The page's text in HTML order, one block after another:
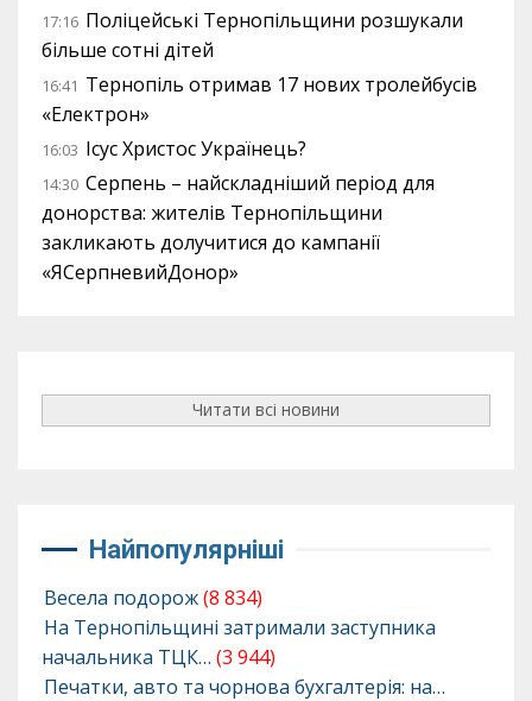
17:16 Поліцейські Тернопільщини розшукали
більше сотні дітей
16:41 Тернопіль отримав 17 нових тролейбусів
«Електрон»
16:03 Ісус Христос Українець?
14:30 Серпень – найскладніший період для
донорства: жителів Тернопільщини
закликають долучитися до кампанії
«ЯСерпневийДонор»
Читати всі новини
Найпопулярніші
Весела подорож(8 834)
На Тернопільщині затримали заступника
начальника ТЦК… (3 944)
Печатки, авто та чорнова бухгалтерія: на…